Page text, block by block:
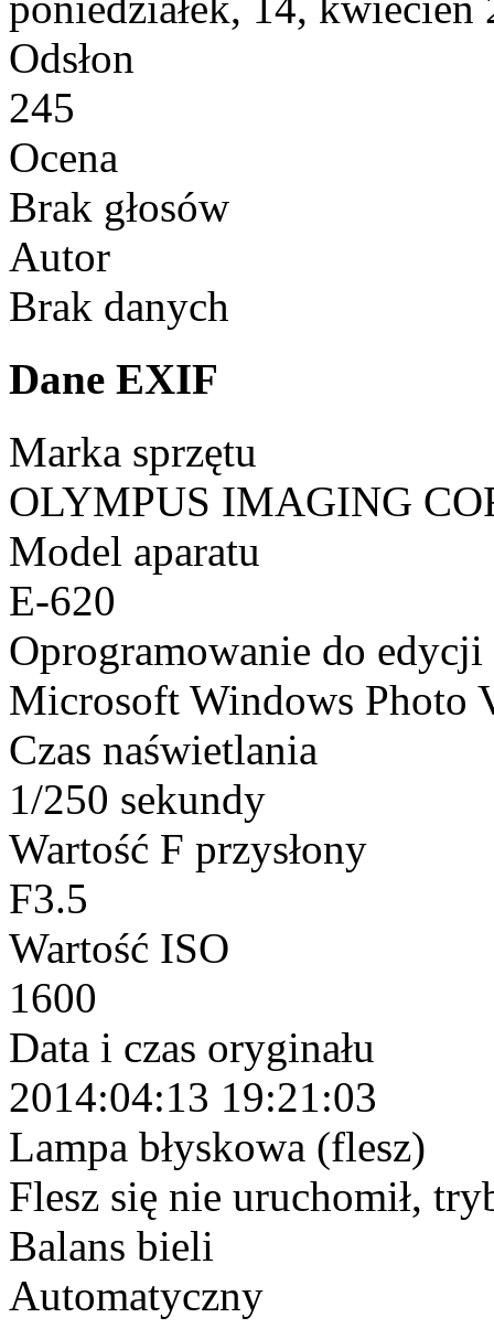
Odsłon
245
Ocena
Brak głosów
Autor
Brak danych
Dane EXIF
Marka sprzętu
OLYMPUS IMAGING
Model aparatu
E-620
Oprogramowanie do edycji
Microsoft Windows Photo
Czas naświetlania
1/250 sekundy
Wartość F przysłony
F3.5
Wartość ISO
1600
Data i czas oryginału
2014:04:13 19:21:03
Lampa błyskowa (flesz)
Flesz się nie uruchomił,
Balans bieli
Automatyczny